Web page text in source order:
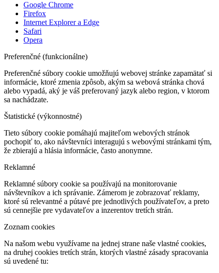
Google Chrome
Firefox
Internet Explorer a Edge
Safari
Opera
Preferenčné (funkcionálne)
Preferenčné súbory cookie umožňujú webovej stránke zapamätať si
informácie, ktoré zmenia zpôsob, akým sa webová stránka chová
alebo vypadá, aký je váš preferovaný jazyk alebo region, v ktorom
sa nachádzate.
Štatistické (výkonnostné)
Tieto súbory cookie pomáhajú majiteľom webových stránok
pochopiť to, ako návštevníci interagujú s webovými stránkami tým,
že zbierajú a hlásia informácie, často anonymne.
Reklamné
Reklamné súbory cookie sa používajú na monitorovanie
návštevníkov a ich správanie. Zámerom je zobrazovať reklamy,
ktoré sú relevantné a pútavé pre jednotlivých používateľov, a preto
sú cennejšie pre vydavateľov a inzerentov tretích strán.
Zoznam cookies
Na našom webu využívame na jednej strane naše vlastné cookies,
na druhej cookies tretích strán, ktorých vlastné zásady spracovania
sú uvedené tu: